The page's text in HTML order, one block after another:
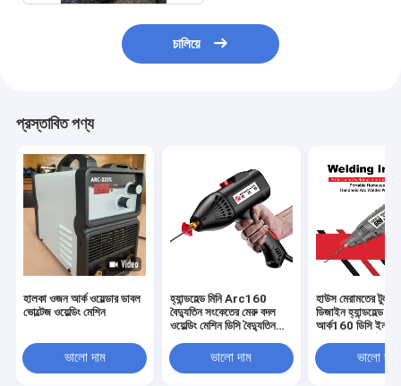
চালিয়ে
প্রস্তাবিত পণ্য
হালকা ওজন আর্ক ওয়েল্ডার ডাবল
ভোল্টেজ ওয়েল্ডিং মেশিন
ভালো দাম
হ্যান্ডহেল্ড মিনি Arc160
বৈদ্যুতিন সংকেতের মেরু বদল
ওয়েল্ডিং মেশিন ডিসি বৈদ্যুতিন
পোর্টেবল
ভালো দাম
হাউস মেরামতের টুল
ডিজাইন হ্যান্ডহেল্ড মিনি
আর্ক160 ডিসি
সংকেতের মেরু বদল
মেশিন
ভালো দাম